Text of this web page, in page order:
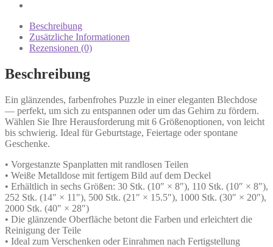
Beschreibung
Zusätzliche Informationen
Rezensionen (0)
Beschreibung
Ein glänzendes, farbenfrohes Puzzle in einer eleganten Blechdose
— perfekt, um sich zu entspannen oder um das Gehirn zu fördern.
Wählen Sie Ihre Herausforderung mit 6 Größenoptionen, von leicht
bis schwierig. Ideal für Geburtstage, Feiertage oder spontane
Geschenke.
• Vorgestanzte Spanplatten mit randlosen Teilen
• Weiße Metalldose mit fertigem Bild auf dem Deckel
• Erhältlich in sechs Größen: 30 Stk. (10″ × 8″), 110 Stk. (10″ × 8″),
252 Stk. (14″ × 11″), 500 Stk. (21″ × 15.5″), 1000 Stk. (30″ × 20″),
2000 Stk. (40″ × 28″)
• Die glänzende Oberfläche betont die Farben und erleichtert die
Reinigung der Teile
• Ideal zum Verschenken oder Einrahmen nach Fertigstellung